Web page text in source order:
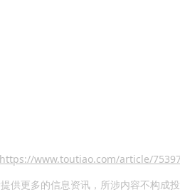
https://www.toutiao.com/article/
提供更多的信息资讯，所涉内容不构